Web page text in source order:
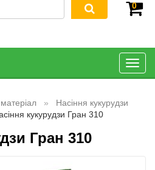
0
Насіння кукурудзи
кукурудзи Гран 310
Гран 310